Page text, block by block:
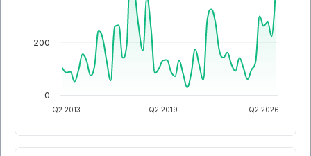
Q2 2013 Q2 2019 Q2 2026
0
200